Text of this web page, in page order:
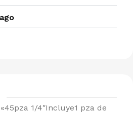
1/4″Incluye1 pza de